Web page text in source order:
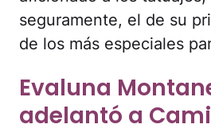
seguramente, el de su
de los más especiales
Evaluna
adelantó a